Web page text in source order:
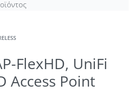
FlexHD, UniFi
Access Point